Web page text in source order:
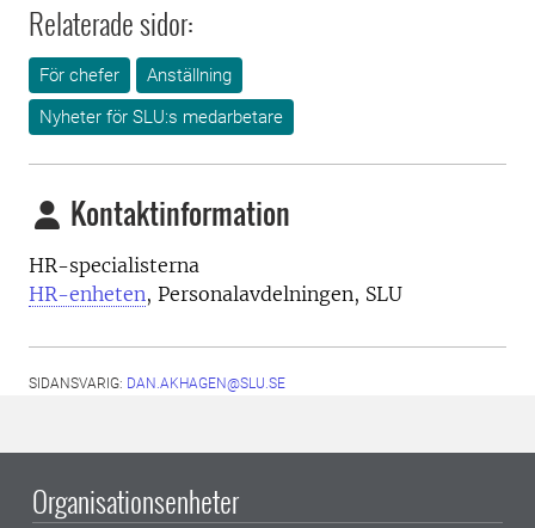
Relaterade sidor:
För chefer
Anställning
Nyheter för SLU:s medarbetare
Kontaktinformation
HR-specialisterna
HR-enheten, Personalavdelningen, SLU
SIDANSVARIG: DAN.AKHAGEN@SLU.SE
Organisationsenheter